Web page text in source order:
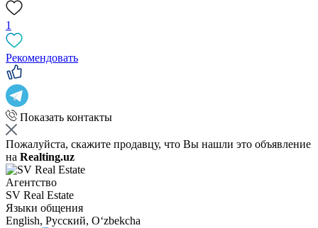
1
Рекомендовать
Показать контакты
Пожалуйста, скажите продавцу, что Вы нашли это объявление
на Realting.uz
Агентство
SV Real Estate
Языки общения
English, Русский, Oʻzbekcha